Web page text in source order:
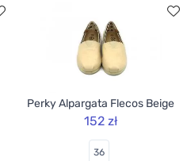
Perky Alpargata Flecos Beige
152 zł
36